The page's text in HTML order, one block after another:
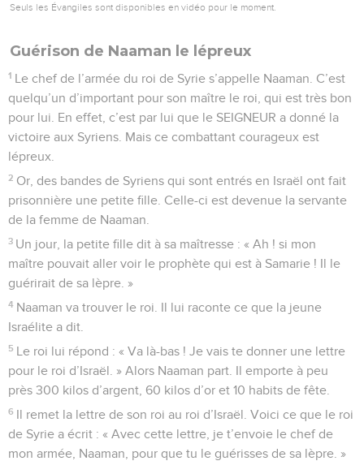
Seuls les Évangiles sont disponibles en vidéo pour le moment.
Guérison de Naaman le lépreux
1 Le chef de l’armée du roi de Syrie s’appelle Naaman. C’est
quelqu’un d’important pour son maître le roi, qui est très bon
pour lui. En effet, c’est par lui que le SEIGNEUR a donné la
victoire aux Syriens. Mais ce combattant courageux est
lépreux.
2 Or, des bandes de Syriens qui sont entrés en Israël ont fait
prisonnière une petite fille. Celle-ci est devenue la servante
de la femme de Naaman.
3 Un jour, la petite fille dit à sa maîtresse : « Ah ! si mon
maître pouvait aller voir le prophète qui est à Samarie ! Il le
guérirait de sa lèpre. »
4 Naaman va trouver le roi. Il lui raconte ce que la jeune
Israélite a dit.
5 Le roi lui répond : « Va là-bas ! Je vais te donner une lettre
pour le roi d’Israël. » Alors Naaman part. Il emporte à peu
près 300 kilos d’argent, 60 kilos d’or et 10 habits de fête.
6 Il remet la lettre de son roi au roi d’Israël. Voici ce que le roi
de Syrie a écrit : « Avec cette lettre, je t’envoie le chef de
mon armée, Naaman, pour que tu le guérisses de sa lèpre. »